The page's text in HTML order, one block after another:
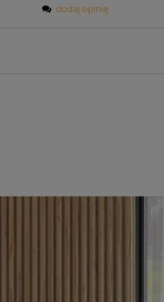
dodaj opinię